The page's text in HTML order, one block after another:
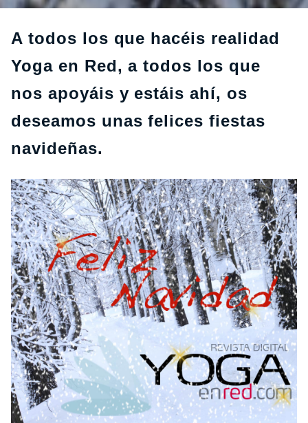
A todos los que hacéis realidad
Yoga en Red, a todos los que
nos apoyáis y estáis ahí, os
deseamos unas felices fiestas
navideñas.